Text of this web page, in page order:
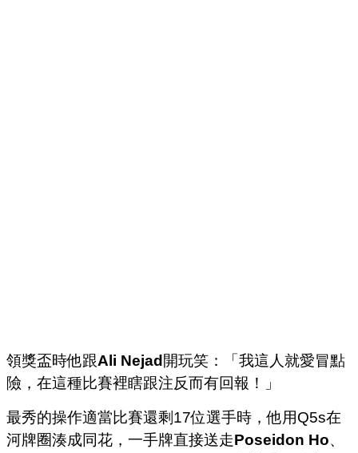
領獎盃時他跟Ali Nejad 開玩笑：「我這人就愛冒點
險，在這種比賽裡瞎跟注反而有回報！」
最秀的操作適當比賽還剩17位選手時，他用Q5s在
河牌圈湊成同花，一手牌直接送走Poseidon Ho、